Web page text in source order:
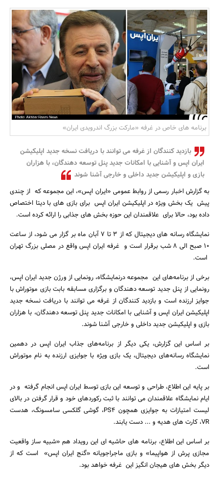
بانک، بیمه و سرمایه
مسکن و ساختمان
جستجو
برنامه های خاص در غرفه «مارکت بزرگ اندرویدی ایران»
بازدید کنندگان از غرفه می توانند با دریافت نسخه جدید اپلیکیشن
ایران اپس و آشنایی با امکانات جدید پنل توسعه دهندگان، با هزاران
بازی و اپلیکیشن جدید داخلی و خارجی آشنا شوند
به گزارش اخبار رسمی از روابط عمومی «ایران اپس»، این مجموعه که از چندی
پیش یک بخش ویژه در اپلیکیشن ایران اپس برای بازی های با دیتا اختصاص
داده بود، حالا برای علاقمندان این حوزه بخش های جذابی را ارائه کرده است.
نمایشگاه رسانه های دیجیتال که از 3 تا 7 آبان ماه بر گزار می شود، از ساعت
10 صبح الی 8 شب برقرار است و غرفه ایران اپس واقع در مصلی بزرگ تهران
است.
برخی از برنامه‌های این مجموعه درنمایشگاه، رونمایی از ورژن جدید ایران اپس،
رونمایی از پنل جدید توسعه دهندگان و برگزاری مسابقه بابت بازی موتوراش با
جوایز ارزنده است و بازدید کنندگان از غرفه می توانند با دریافت نسخه جدید
اپلیکیشن ایران اپس و آشنایی با امکانات جدید پنل توسعه دهندگان، با هزاران
بازی و اپلیکیشن جدید داخلی و خارجی آشنا شوند.
بر اساس این گزارش، یکی دیگر از برنامه‌های جذاب ایران اپس در دهمین
نمایشگاه رسانه‌های دیجیتال، یک بازی ویژه با جوایزی ارزنده به نام موتوراش
است.
بر پایه این اطلاع، طراحی و توسعه این بازی توسط ایران اپس انجام گرفته و در
ایام نمایشگاه علاقمندان می توانند با ثبت رکوردهای خود و قرار گرفتن در بالای
لیست امتیازات به جوایزی همچون PS4، گوشی گلکسی سامسونگ، هدست
VR، کارت های هدیه و ... دست یابند.
بر اساس این اطلاع، برنامه های حاشیه ای این رویداد هم «شبیه ساز واقعیت
مجازی پرش از هواپیما» و بازی ماجراجویانه «گنج ایران اپس» است که از
دیگر بخش های هیجان انگیز این غرفه خواهد بود.